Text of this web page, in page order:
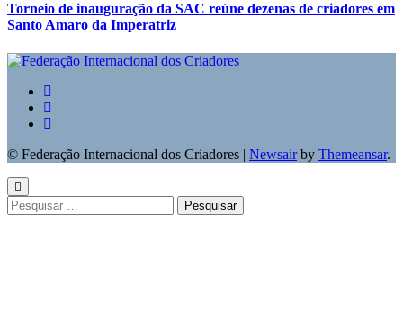
Torneio de inauguração da SAC reúne dezenas de criadores em
Santo Amaro da Imperatriz
© Federação Internacional dos Criadores | Newsairby Themeansar.
Pesquisar
por: